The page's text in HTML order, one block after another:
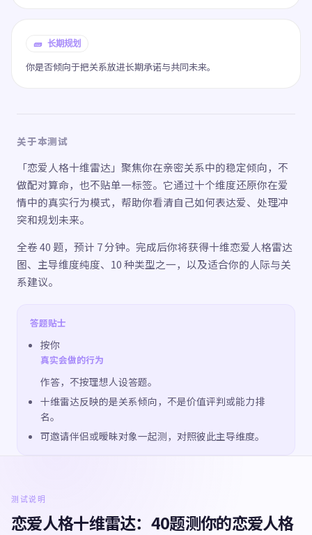
🧱 长期规划
你是否倾向于把关系放进长期承诺与共同未来。
关于本测试
「恋爱人格十维雷达」聚焦你在亲密关系中的稳定倾向，不
做配对算命，也不贴单一标签。它通过十个维度还原你在爱
情中的真实行为模式，帮助你看清自己如何表达爱、处理冲
突和规划未来。
全卷 40 题，预计 7 分钟。完成后你将获得十维恋爱人格雷达
图、主导维度纯度、10 种类型之一，以及适合你的人际与关
系建议。
答题贴士
按你
真实会做的行为
作答，不按理想人设答题。
十维雷达反映的是关系倾向，不是价值评判或能力排
名。
可邀请伴侣或暧昧对象一起测，对照彼此主导维度。
测试说明
恋爱人格十维雷达：40题测你的恋爱人格